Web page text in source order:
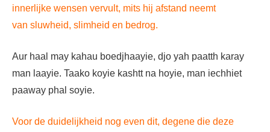
innerlijke wensen vervult, mits hij afstand neemt
van sluwheid, slimheid en bedrog.
Aur haal may kahau boedjhaayie, djo yah paatth karay
man laayie. Taako koyie kashtt na hoyie, man iechhiet
paaway phal soyie.
Voor de duidelijkheid nog even dit, degene die deze